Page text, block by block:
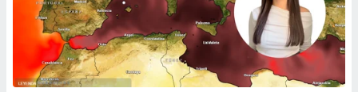
el
de
o a través